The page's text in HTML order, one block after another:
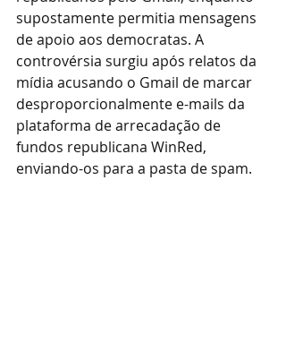
supostamente permitia mensagens
de apoio aos democratas. A
controvérsia surgiu após relatos da
mídia acusando o Gmail de marcar
desproporcionalmente e-mails da
plataforma de arrecadação de
fundos republicana WinRed,
enviando-os para a pasta de spam.